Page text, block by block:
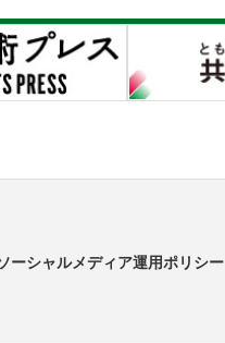
ーシャルメディア運用ポリシー